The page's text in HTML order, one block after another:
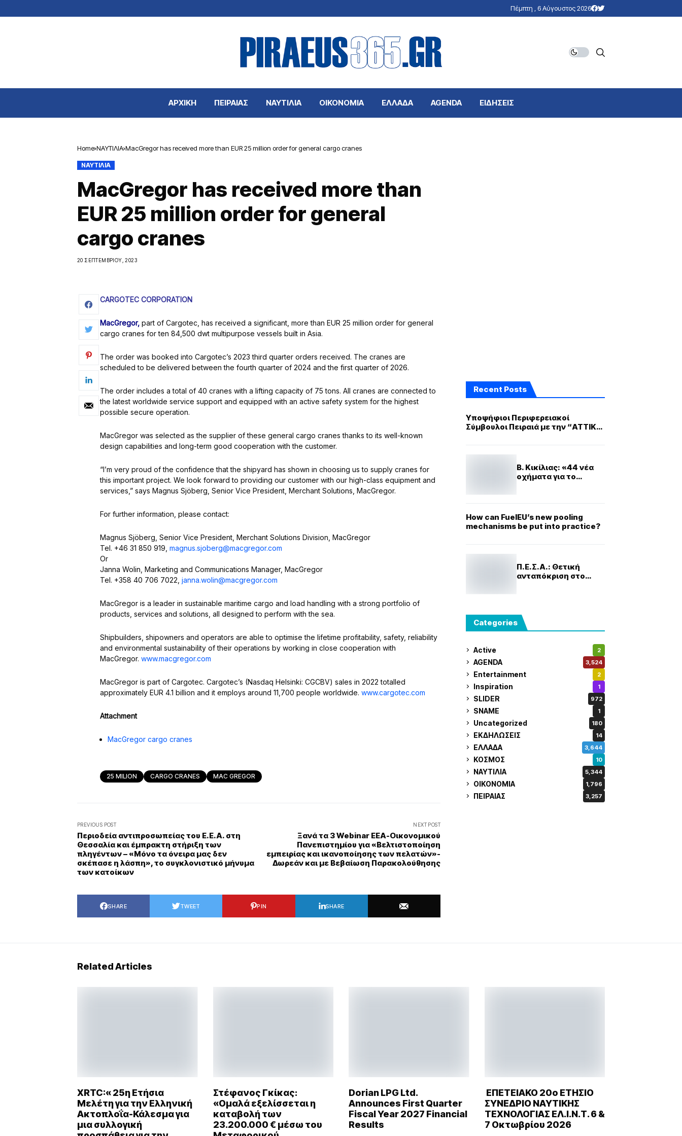
Πέμπτη , 6 Αύγουστος 2026
ΑΡΧΙΚΗ ΠΕΙΡΑΙΑΣ ΝΑΥΤΙΛΙΑ ΟΙΚΟΝΟΜΙΑ ΕΛΛΑΔΑ AGENDA ΕΙΔΗΣΕΙΣ
Home ΝΑΥΤΙΛΙΑ MacGregor has received more than EUR 25 million order for general cargo cranes
ΝΑΥΤΙΛΙΑ
MacGregor has received more than
EUR 25 million order for general
cargo cranes
20 ΣΕΠΤΕΜΒΡΊΟΥ, 2023
CARGOTEC CORPORATION
MacGregor, part of Cargotec, has received a significant, more than EUR 25 million order for general
cargo cranes for ten 84,500 dwt multipurpose vessels built in Asia.
The order was booked into Cargotec’s 2023 third quarter orders received. The cranes are
scheduled to be delivered between the fourth quarter of 2024 and the first quarter of 2026.
The order includes a total of 40 cranes with a lifting capacity of 75 tons. All cranes are connected to
the latest worldwide service support and equipped with an active safety system for the highest
possible secure operation.
MacGregor was selected as the supplier of these general cargo cranes thanks to its well-known
design capabilities and long-term good cooperation with the customer.
“I’m very proud of the confidence that the shipyard has shown in choosing us to supply cranes for
this important project. We look forward to providing our customer with our high-class equipment and
services,” says Magnus Sjöberg, Senior Vice President, Merchant Solutions, MacGregor.
For further information, please contact:
Magnus Sjöberg, Senior Vice President, Merchant Solutions Division, MacGregor
Tel. +46 31 850 919, magnus.sjoberg@macgregor.com
Or
Janna Wolin, Marketing and Communications Manager, MacGregor
Tel. +358 40 706 7022, janna.wolin@macgregor.com
MacGregor is a leader in sustainable maritime cargo and load handling with a strong portfolio of
products, services and solutions, all designed to perform with the sea.
Shipbuilders, shipowners and operators are able to optimise the lifetime profitability, safety, reliability
and environmental sustainability of their operations by working in close cooperation with
MacGregor. www.macgregor.com
MacGregor is part of Cargotec. Cargotec’s (Nasdaq Helsinki: CGCBV) sales in 2022 totalled
approximately EUR 4.1 billion and it employs around 11,700 people worldwide. www.cargotec.com
Attachment
MacGregor cargo cranes
25 MILION CARGO CRANES MAC GREGOR
PREVIOUS POST
Περιοδεία αντιπροσωπείας του Ε.Ε.Α. στη
Θεσσαλία και έμπρακτη στήριξη των
πληγέντων – «Μόνο τα όνειρα μας δεν
σκέπασε η λάσπη», το συγκλονιστικό μήνυμα
των κατοίκων
NEXT POST
Ξανά τα 3 Webinar ΕΕΑ-Οικονομικού
Πανεπιστημίου για «Βελτιστοποίηση
εμπειρίας και ικανοποίησης των πελατών»-
Δωρεάν και με Βεβαίωση Παρακολούθησης
SHARE TWEET PIN SHARE
Recent Posts
Υποψήφιοι Περιφερειακοί
Σύμβουλοι Πειραιά με την “ΑΤΤΙΚΗ
Β. Κικίλιας: «44 νέα
οχήματα για το
είναι στον πυρήνα της
πολιτικής μας»
How can FuelEU’s new pooling
mechanisms be put into practice?
Π.Ε.Σ.Α.: Θετική
ανταπόκριση στο
Categories
Active 2
AGENDA 3,524
Entertainment 2
Inspiration 1
SLIDER 972
SNAME 1
Uncategorized 180
ΕΚΔΗΛΩΣΕΙΣ 14
ΕΛΛΑΔΑ 3,644
ΚΟΣΜΟΣ 10
ΝΑΥΤΙΛΙΑ 5,344
ΟΙΚΟΝΟΜΙΑ 1,796
ΠΕΙΡΑΙΑΣ 3,257
Related Articles
XRTC:« 25η Ετήσια
Μελέτη για την Ελληνική
Ακτοπλοΐα-Κάλεσμα για
μια συλλογική
Στέφανος Γκίκας:
«Ομαλά εξελίσσεται η
καταβολή των
23.200.000 € μέσω του
Dorian LPG Ltd.
Announces First Quarter
Fiscal Year 2027 Financial
Results
ΕΠΕΤΕΙΑΚΟ 20ο ΕΤΗΣΙΟ
ΣΥΝΕΔΡΙΟ ΝΑΥΤΙΚΗΣ
ΤΕΧΝΟΛΟΓΙΑΣ ΕΛ.Ι.Ν.Τ. 6 &
7 Οκτωβρίου 2026